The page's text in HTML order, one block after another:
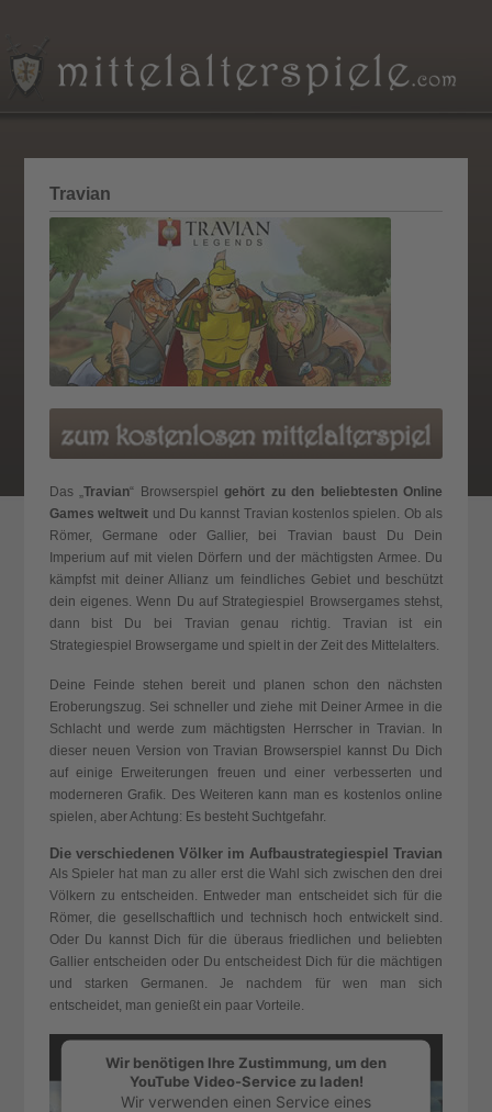
Travian
Das „Travian“ Browserspielgehört zu den beliebtesten Online
Games weltweit und Du kannst Travian kostenlos spielen. Ob als
Römer, Germane oder Gallier, bei Travian baust Du Dein
Imperium auf mit vielen Dörfern und der mächtigsten Armee. Du
kämpfst mit deiner Allianz um feindliches Gebiet und beschützt
dein eigenes. Wenn Du auf Strategiespiel Browsergames stehst,
dann bist Du bei Travian genau richtig. Travian ist ein
Strategiespiel Browsergame und spielt in der Zeit des Mittelalters.
Deine Feinde stehen bereit und planen schon den nächsten
Eroberungszug. Sei schneller und ziehe mit Deiner Armee in die
Schlacht und werde zum mächtigsten Herrscher in Travian. In
dieser neuen Version von Travian Browserspiel kannst Du Dich
auf einige Erweiterungen freuen und einer verbesserten und
moderneren Grafik. Des Weiteren kann man es kostenlos online
spielen, aber Achtung: Es besteht Suchtgefahr.
Die verschiedenen Völker im Aufbaustrategiespiel Travian
Als Spieler hat man zu aller erst die Wahl sich zwischen den drei
Völkern zu entscheiden. Entweder man entscheidet sich fürdie
Römer, die gesellschaftlich und technisch hoch entwickelt sind.
Oder Du kannst Dich für die überaus friedlichen und beliebten
Gallier entscheiden oder Du entscheidest Dich für die mächtigen
und starken Germanen. Je nachdem für wen man sich
entscheidet, man genießt ein paar Vorteile.
Wir benötigen Ihre Zustimmung, um den
YouTube Video-Service zu laden!
Wir verwenden einen Service eines